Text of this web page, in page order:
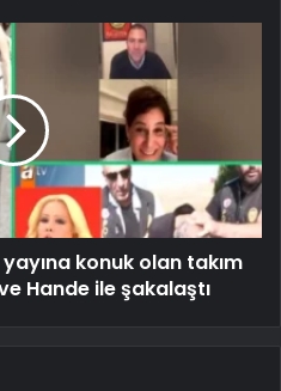
konuk olan takım
Hande ile şakalaştı